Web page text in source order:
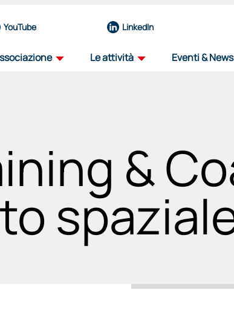
YouTube LinkedIn
eccellenze del nostro nucleo operativo
governance
associati
una rete di forze guidata dall'innovazione
Le attività
iniziative
progetti per il futuro del settore
viaggio tra i distretti
progetto itinerante per il
education
sosteniamo il talento,
Eventi & News
&